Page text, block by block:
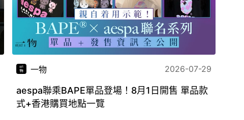
一物 2026-07-29
aespa聯乘BAPE單品登場！8月1日開售 單品款
式+香港購買地點一覽